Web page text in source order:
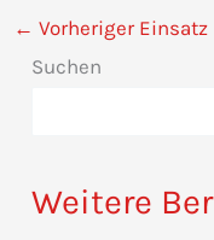
← Vorheriger Einsatz
Suchen
Weitere